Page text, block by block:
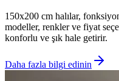
150x200 cm halılar,
modeller, renkler ve fiyat
konforlu ve şık hale getirir.
Daha fazla bilgi edinin